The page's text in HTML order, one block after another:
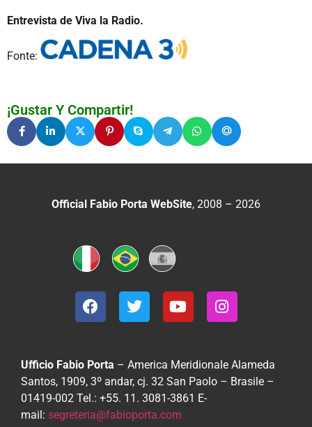
Entrevista de Viva la Radio.
Fonte:
¡Gustar Y Compartir!
Official Fabio Porta WebSite, 2008 – 2026
Ufficio Fabio Porta – America Meridionale Alameda
Santos, 1909, 3º andar, cj. 32 San Paolo – Brasile –
01419-002 Tel.: +55. 11. 3081-3861 E-
mail: segreteria@fabioporta.com